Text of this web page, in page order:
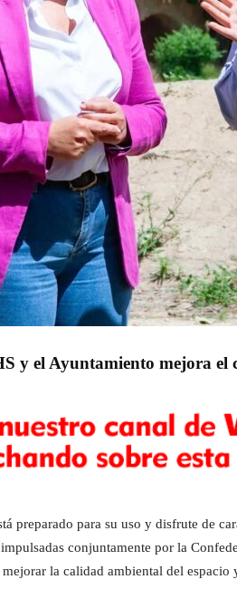
y el Ayuntamiento mejora el
preparado para su uso y disfrute de
conjuntamente por la
la calidad ambiental del